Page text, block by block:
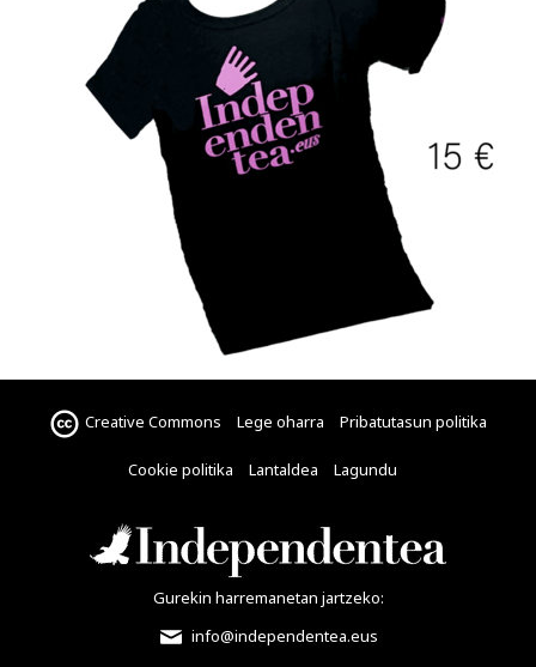
Creative Commons Lege oharra Pribatutasun politika
Cookie politika Lantaldea Lagundu
Gurekin harremanetan jartzeko:
info@independentea.eus